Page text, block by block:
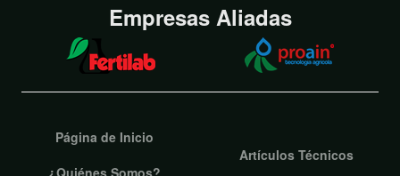
Empresas Aliadas
Página de Inicio
¿Quiénes Somos?
Artículos Técnicos